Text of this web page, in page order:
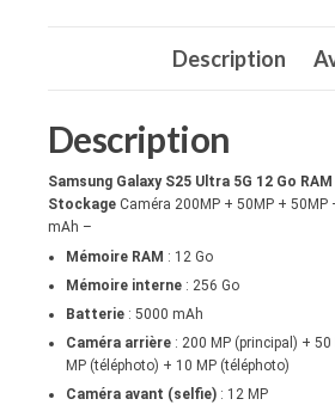
Description
Description
Samsung Galaxy S25 Ultra 5G 12 Go
Stockage Caméra 200MP + 50MP +
mAh –
Mémoire RAM : 12 Go
Mémoire interne : 256 Go
Batterie : 5000 mAh
Caméra arrière : 200 MP (principal) +
MP (téléphoto) + 10 MP (téléphoto)
Caméra avant (selfie) : 12 MP